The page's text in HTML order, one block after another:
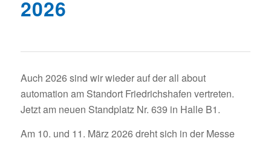
2026
Auch 2026 sind wir wieder auf der all about
automation am Standort Friedrichshafen vertreten.
Jetzt am neuen Standplatz Nr. 639 in Halle B1.
Am 10. und 11. März 2026 dreht sich in der Messe